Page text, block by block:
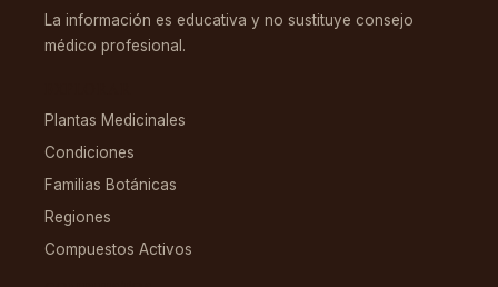
La información es educativa y no sustituye consejo
médico profesional.
Plantas Medicinales
Condiciones
Familias Botánicas
Regiones
Compuestos Activos